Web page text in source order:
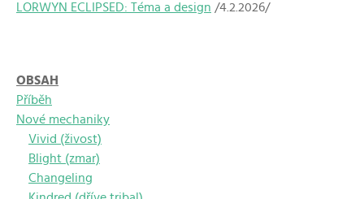
LORWYN ECLIPSED: Téma a design /4.2.2026/
OBSAH
Příběh
Nové mechaniky
Vivid (živost)
Blight (zmar)
Changeling